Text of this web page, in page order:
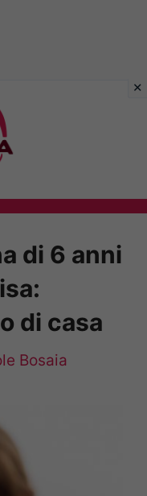
di 6 anni
di casa
Bosaia